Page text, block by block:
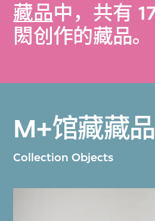
藏品中，共有
閎创作的藏品。
M+馆藏藏品
Collection Objects